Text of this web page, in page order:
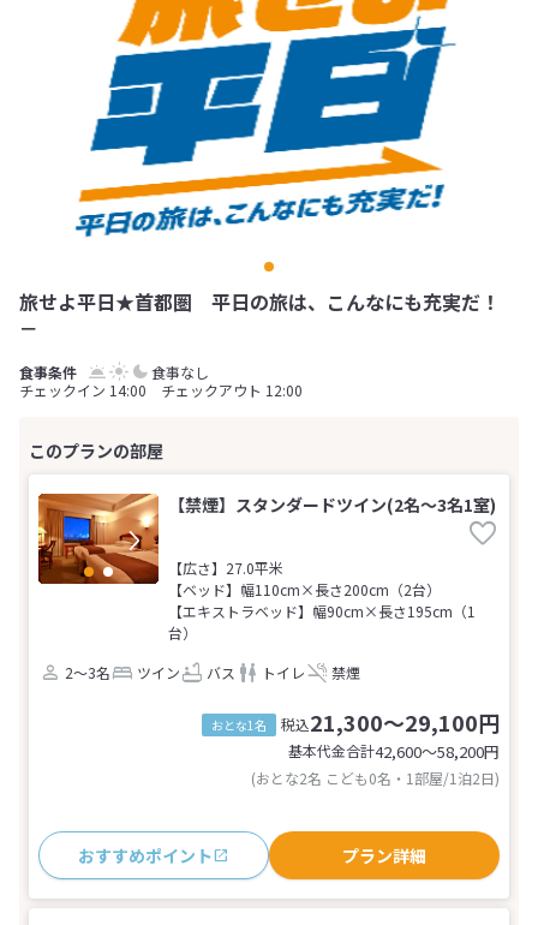
旅せよ平日★首都圏 平日の旅は、こんなにも充実だ！
－
食事なし
チェックイン 14:00 チェックアウト 12:00
【禁煙】スタンダードツイン(2名～3名1室)
【広さ】27.0平米
【ベッド】幅110cm×長さ200cm（2台）
【エキストラベッド】幅90cm×長さ195cm（1
台）
2～3名
ツイン バス トイレ 禁煙
おとな1名 税込21,300～29,100円
基本代金合計42,600〜58,200円
(おとな2名 こども0名・1部屋/1泊2日)
おすすめポイント プラン詳細